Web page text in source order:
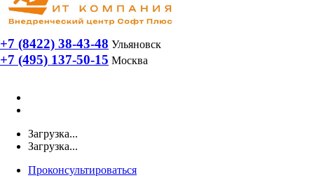
+7 (8422) 38-43-48 Ульяновск
+7 (495) 137-50-15 Москва
Загрузка...
Загрузка...
Проконсультироваться